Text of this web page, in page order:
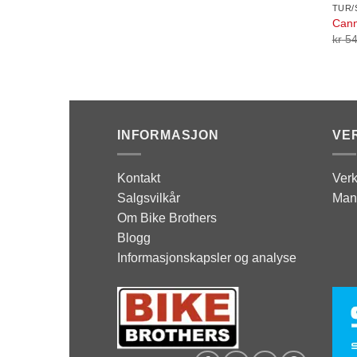
TUR/
kr
INFORMASJON
Kontakt
Salgsvilkår
Om Bike Brothers
Blogg
Informasjonskapsler og analyse